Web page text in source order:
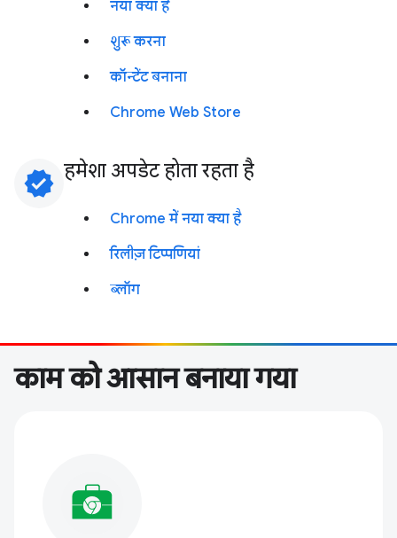
नया क्या है
शुरू करना
कॉन्टेंट बनाना
Chrome Web Store
verified हमेशा अपडेट होता रहता है
Chrome में नया क्या है
रिलीज़ टिप्पणियां
ब्लॉग
काम को आसान बनाया गया